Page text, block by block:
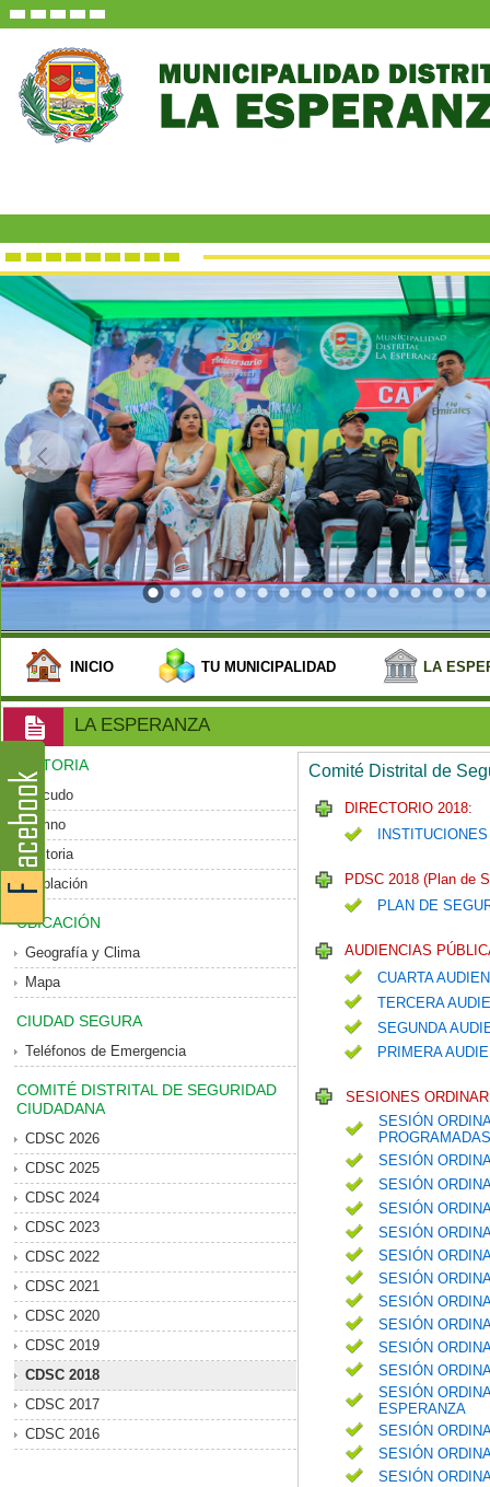
INICIO TU MUNICIPALIDAD LA
LA ESPERANZA
HISTORIA
Escudo
Himno
Historia
Población
UBICACIÓN
Geografía y Clima
Mapa
CIUDAD SEGURA
Teléfonos de Emergencia
COMITÉ DISTRITAL DE SEGURIDAD
CIUDADANA
CDSC 2026
CDSC 2025
CDSC 2024
CDSC 2023
CDSC 2022
CDSC 2021
CDSC 2020
CDSC 2019
CDSC 2018
CDSC 2017
CDSC 2016
Comité Distrital de
DIRECTORIO 2018:
PDSC 2018 (Plan de
PLAN DE
AUDIENCIAS
CUARTA
TERCERA
SEGUNDA
PRIMERA
SESIONES
SESIÓN
SESIÓN
SESIÓN
SESIÓN
SESIÓN
SESIÓN
SESIÓN
SESIÓN
SESIÓN
SESIÓN
SESIÓN
SESIÓN
ESPERANZA
SESIÓN
SESIÓN
SESIÓN